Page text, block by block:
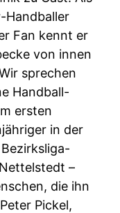
Handballer
Fan kennt er
von innen
sprechen
Handball-
ersten
in der
–
die ihn
Pickel,